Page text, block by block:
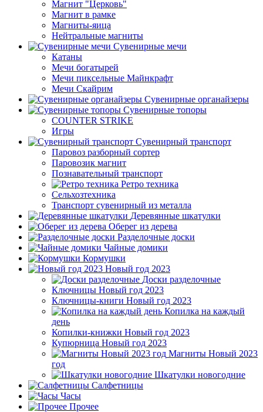
Магнит "Церковь"
Магнит в рамке
Магниты-яица
Нейтральные магниты
Сувенирные мечи
Катаны
Мечи богатырей
Мечи пиксельные Майнкрафт
Мечи Скайрим
Сувенирные органайзеры
Сувенирные топоры
COUNTER STRIKE
Игры
Сувенирный транспорт
Паровоз разборный сортер
Паровозик магнит
Познавательный транспорт
Ретро техника
Сельхозтехника
Транспорт сувенирный из металла
Деревянные шкатулки
Оберег из дерева
Разделочные доски
Чайные домики
Кормушки
Новый год 2023
Доски разделочные
Ключницы Новый год 2023
Ключницы-книги Новый год 2023
Копилка на каждый
день
Копилки-книжки Новый год 2023
Купюрница Новый год 2023
Магниты Новый 2023
год
Шкатулки новогодние
Салфетницы
Часы
Прочее